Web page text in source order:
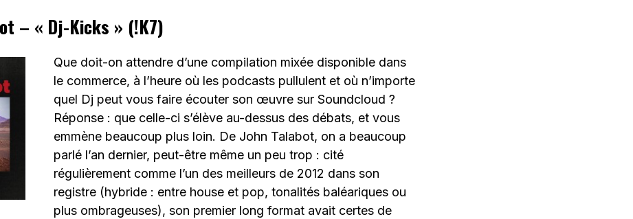
– « Dj-Kicks » (!K7)
Que doit-on attendre d’une compilation mixée disponible dans
le commerce, à l’heure où les podcasts pullulent et où n’importe
quel Dj peut vous faire écouter son œuvre sur Soundcloud ?
Réponse : que celle-ci s’élève au-dessus des débats, et vous
emmène beaucoup plus loin. De John Talabot, on a beaucoup
parlé l’an dernier, peut-être même un peu trop : cité
régulièrement comme l’un des meilleurs de 2012 dans son
registre (hybride : entre house et pop, tonalités baléariques ou
plus ombrageuses), son premier long format avait certes de